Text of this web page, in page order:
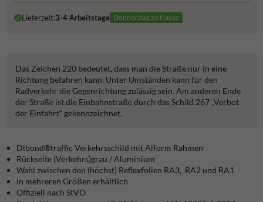
Lieferzeit:3-4 Arbeitstage Donnerstag zu Hause
Das Zeichen 220 bedeutet, dass man die Straße nur in eine
Richtung befahren kann. Unter Umständen kann für den
Radverkehr die Gegenrichtung zulässig sein. Am anderen Ende
der Straße ist die Einbahnstraße durch das Schild 267 „Verbot
der Einfahrt“ gekennzeichnet.
Dibond®traffic Verkehrsschild mit Alform Rahmen
Rückseite (Verkehrs)grau / Aluminium
Wahl zwischen den (höchst) Reflexfolien RA3, RA2 und RA1
In mehreren Größen erhältlich
Offiziell nach StVO